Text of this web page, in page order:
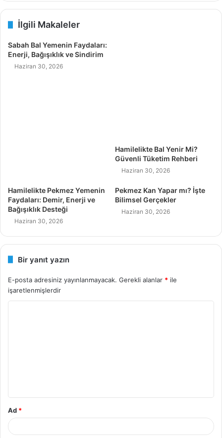
İlgili Makaleler
Sabah Bal Yemenin Faydaları:
Enerji, Bağışıklık ve Sindirim
Haziran 30, 2026
Hamilelikte Bal Yenir Mi?
Güvenli Tüketim Rehberi
Haziran 30, 2026
Hamilelikte Pekmez Yemenin
Faydaları: Demir, Enerji ve
Bağışıklık Desteği
Haziran 30, 2026
Pekmez Kan Yapar mı? İşte
Bilimsel Gerçekler
Haziran 30, 2026
Bir yanıt yazın
E-posta adresiniz yayınlanmayacak. Gerekli alanlar * ile
işaretlenmişlerdir
Ad *